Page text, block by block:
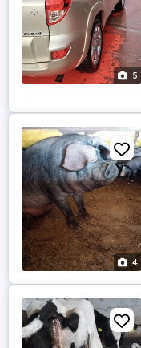
5
4